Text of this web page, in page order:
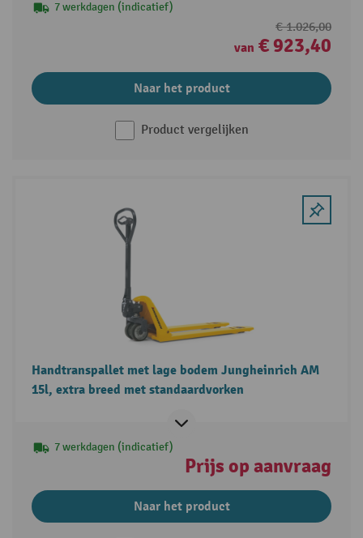
7 werkdagen (indicatief)
€ 1.026,00
van € 923,40
Naar het product
Product vergelijken
Handtranspallet met lage bodem Jungheinrich AM
15l, extra breed met standaardvorken
7 werkdagen (indicatief)
Prijs op aanvraag
Naar het product